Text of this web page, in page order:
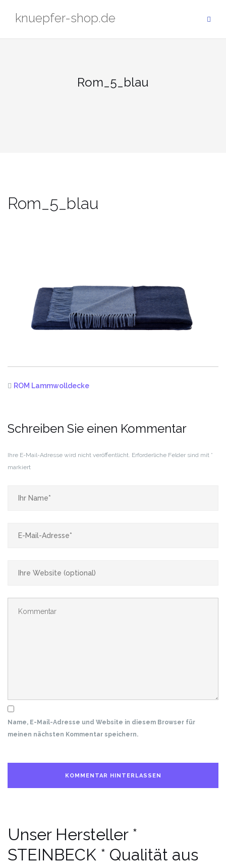
Inhaltknuepfer-shop.de
Rom_5_blau
Rom_5_blau
ROM Lammwolldecke
Schreiben Sie einen Kommentar
Ihre E-Mail-Adresse wird nicht veröffentlicht. Erforderliche Felder sind mit *
markiert
Name, E-Mail-Adresse und Website in diesem Browser für
meinen nächsten Kommentar speichern.
Unser Hersteller *
STEINBECK * Qualität aus